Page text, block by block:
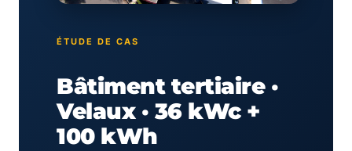
ÉTUDE DE CAS
Bâtiment tertiaire ·
Velaux · 36 kWc +
100 kWh